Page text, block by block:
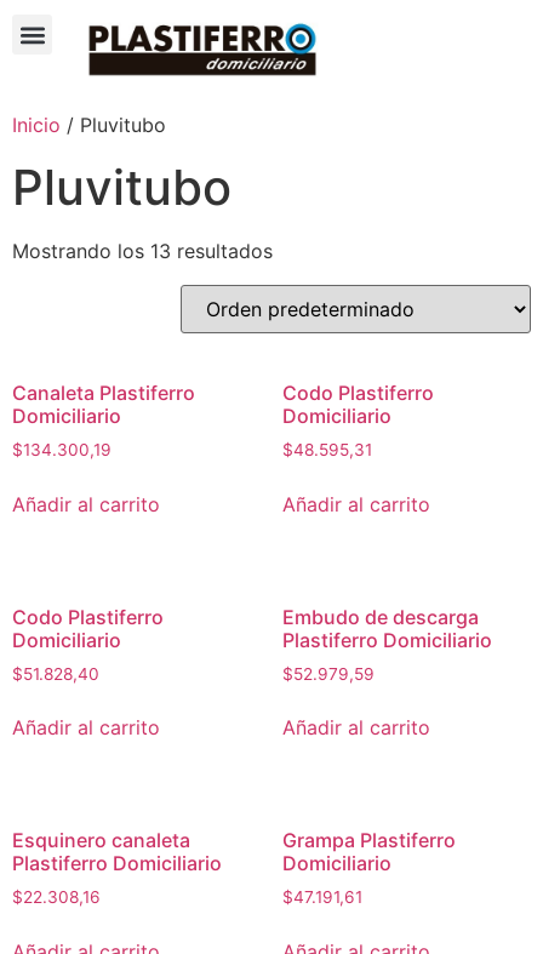
Inicio / Pluvitubo
Pluvitubo
Mostrando los 13 resultados
Canaleta Plastiferro
Domiciliario
$134.300,19
Añadir al carrito
Codo Plastiferro
Domiciliario
$48.595,31
Añadir al carrito
Codo Plastiferro
Domiciliario
$51.828,40
Añadir al carrito
Embudo de descarga
Plastiferro Domiciliario
$52.979,59
Añadir al carrito
Esquinero canaleta
Plastiferro Domiciliario
$22.308,16
Grampa Plastiferro
Domiciliario
$47.191,61